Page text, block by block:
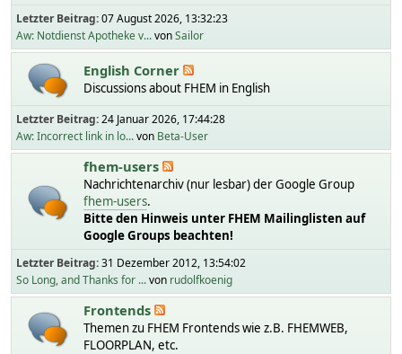
Letzter Beitrag:07 August 2026, 13:32:23
Aw: Notdienst Apotheke v...vonSailor
English Corner
Discussions about FHEM in English
Letzter Beitrag:24 Januar 2026, 17:44:28
Aw: Incorrect link in lo...von Beta-User
fhem-users
Nachrichtenarchiv (nur lesbar) der Google Group
fhem-users.
Bitte den Hinweis unter FHEM Mailinglisten auf
Google Groups beachten!
Letzter Beitrag:31 Dezember 2012, 13:54:02
So Long, and Thanks for ...von rudolfkoenig
Frontends
Themen zu FHEM Frontends wie z.B. FHEMWEB,
FLOORPLAN, etc.